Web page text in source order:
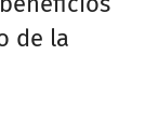
de la